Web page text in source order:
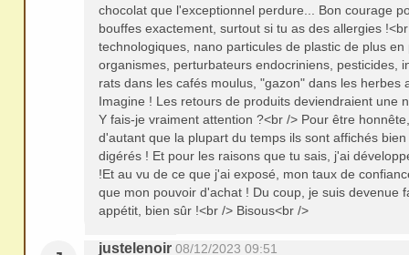
chocolat que l'exceptionnel perdure... Bon courage
bouffes exactement, surtout si tu as des allergies
technologiques, nano particules de plastic de plus
organismes, perturbateurs endocriniens, pesticides,
rats dans les cafés moulus, "gazon" dans les herbes
Imagine ! Les retours de produits deviendraient une
Y fais-je vraiment attention ?<br /> Pour être
d'autant que la plupart du temps ils sont affichés
digérés ! Et pour les raisons que tu sais, j'ai
!Et au vu de ce que j'ai exposé, mon taux de
que mon pouvoir d'achat ! Du coup, je suis devenue
appétit, bien sûr !<br /> Bisous<br />
justelenoir 08/12/2023 09:51